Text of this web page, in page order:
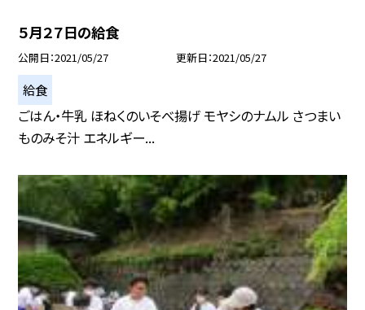
５月２７日の給食
公開日 2021/05/27 更新日 2021/05/27
給食
ごはん・牛乳 ほねくのいそべ揚げ モヤシのナムル さつまい
ものみそ汁 エネルギー...